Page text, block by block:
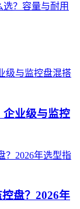
？容量与耐用
企业级与监控
盘？2026年